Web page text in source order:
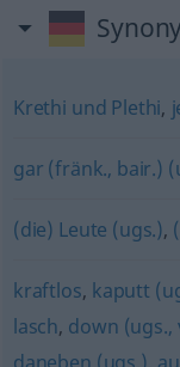
Krethi und Plethi,
gar (fränk., bair.)
(die) Leute (ugs.),
kraftlos, kaputt
lasch, down (ugs.,